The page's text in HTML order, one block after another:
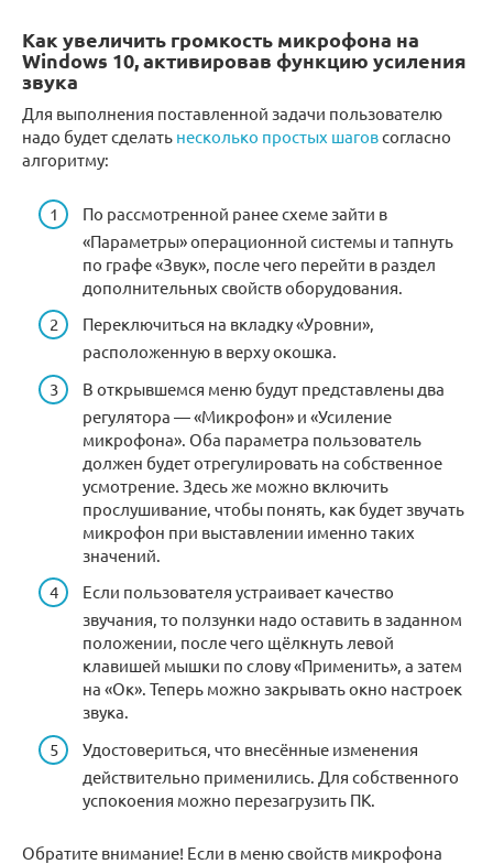
Как увеличить громкость микрофона на
Windows 10, активировав функцию усиления
звука
Для выполнения поставленной задачи пользователю
надо будет сделать несколько простых шаговсогласно
алгоритму:
По рассмотренной ранее схеме зайти в
«Параметры» операционной системы и тапнуть
по графе «Звук», после чего перейти в раздел
дополнительных свойств оборудования.
Переключиться на вкладку «Уровни»,
расположенную в верху окошка.
В открывшемся меню будут представлены два
регулятора — «Микрофон» и «Усиление
микрофона». Оба параметра пользователь
должен будет отрегулировать на собственное
усмотрение. Здесь же можно включить
прослушивание, чтобы понять, как будет звучать
микрофон при выставлении именно таких
значений.
Если пользователя устраивает качество
звучания, то ползунки надо оставить в заданном
положении, после чего щёлкнуть левой
клавишей мышки по слову «Применить», а затем
на «Ок». Теперь можно закрывать окно настроек
звука.
Удостовериться, что внесённые изменения
действительно применились. Для собственного
успокоения можно перезагрузить ПК.
Обратите внимание! Если в меню свойств микрофона